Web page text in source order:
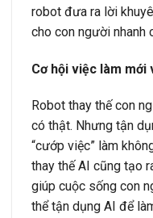
robot đưa ra lời
cho con người nhanh
Cơ hội việc làm
Robot thay thế con
có thật. Nhưng tận
“cướp việc” làm
thay thế AI cũng tạo
giúp cuộc sống con
thể tận dụng AI để